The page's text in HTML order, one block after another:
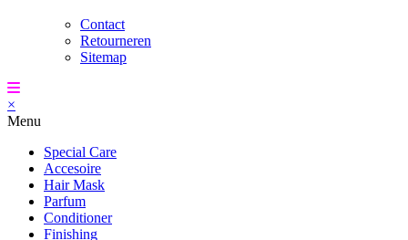
Contact
Retourneren
Sitemap
×
Menu
Special Care
Accesoire
Hair Mask
Parfum
Conditioner
Finishing